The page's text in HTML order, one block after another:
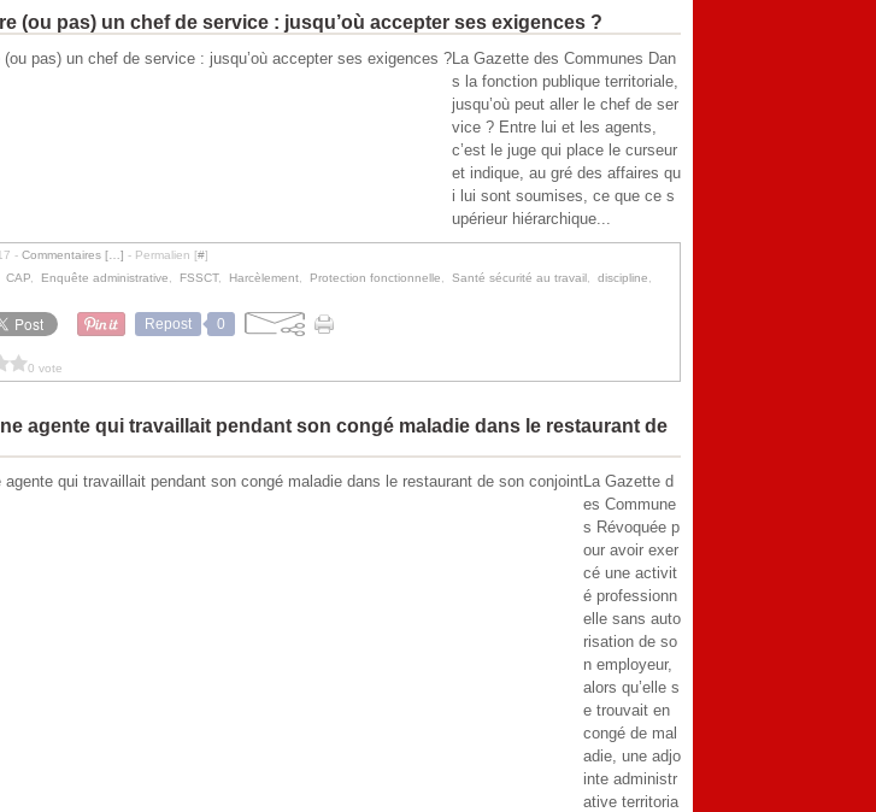
(ou pas) un chef de service : jusqu’où accepter ses exigences ?
La Gazette des Communes Dan
s la fonction publique territoriale,
jusqu’où peut aller le chef de ser
vice ? Entre lui et les agents,
c’est le juge qui place le curseur
et indique, au gré des affaires qu
i lui sont soumises, ce que ce s
upérieur hiérarchique...
- Commentaires [ ] - Permalien [#]
CAP Enquête administrative FSSCT, Harcèlement Protection fonctionnelle Santé sécurité au travail discipline
Repost 0
0 vote
agente qui travaillait pendant son congé maladie dans le restaurant de
La Gazette d
es Commune
s Révoquée p
our avoir exer
cé une activit
é professionn
elle sans auto
risation de so
n employeur,
alors qu’elle s
e trouvait en
congé de mal
adie, une adjo
inte administr
ative territoria